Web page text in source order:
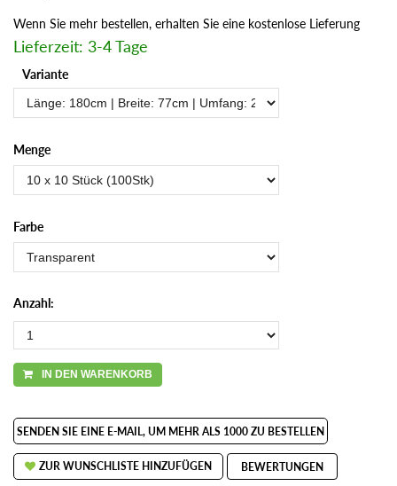
Wenn Sie mehr bestellen, erhalten Sie eine kostenlose Lieferung
Lieferzeit: 3-4 Tage
Variante
Menge
Farbe
Anzahl:
IN DEN WARENKORB
SENDEN SIE EINE E-MAIL, UM MEHR ALS 1000 ZU BESTELLEN
ZUR WUNSCHLISTE HINZUFÜGEN BEWERTUNGEN